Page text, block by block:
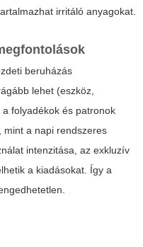
irritáló anyagokat.
beruházás
lehet (eszköz,
folyadékok és patronok
mint a napi rendszeres
intenzitása, az exkluzív
a kiadásokat. Így a